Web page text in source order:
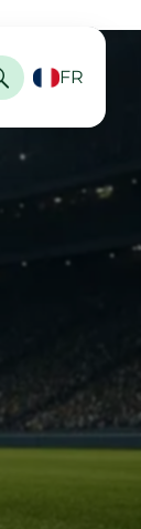
FR